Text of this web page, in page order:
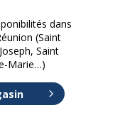
dans
(Saint
Saint
Marie…)